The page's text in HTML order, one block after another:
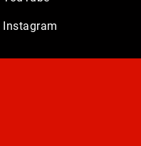
Instagram